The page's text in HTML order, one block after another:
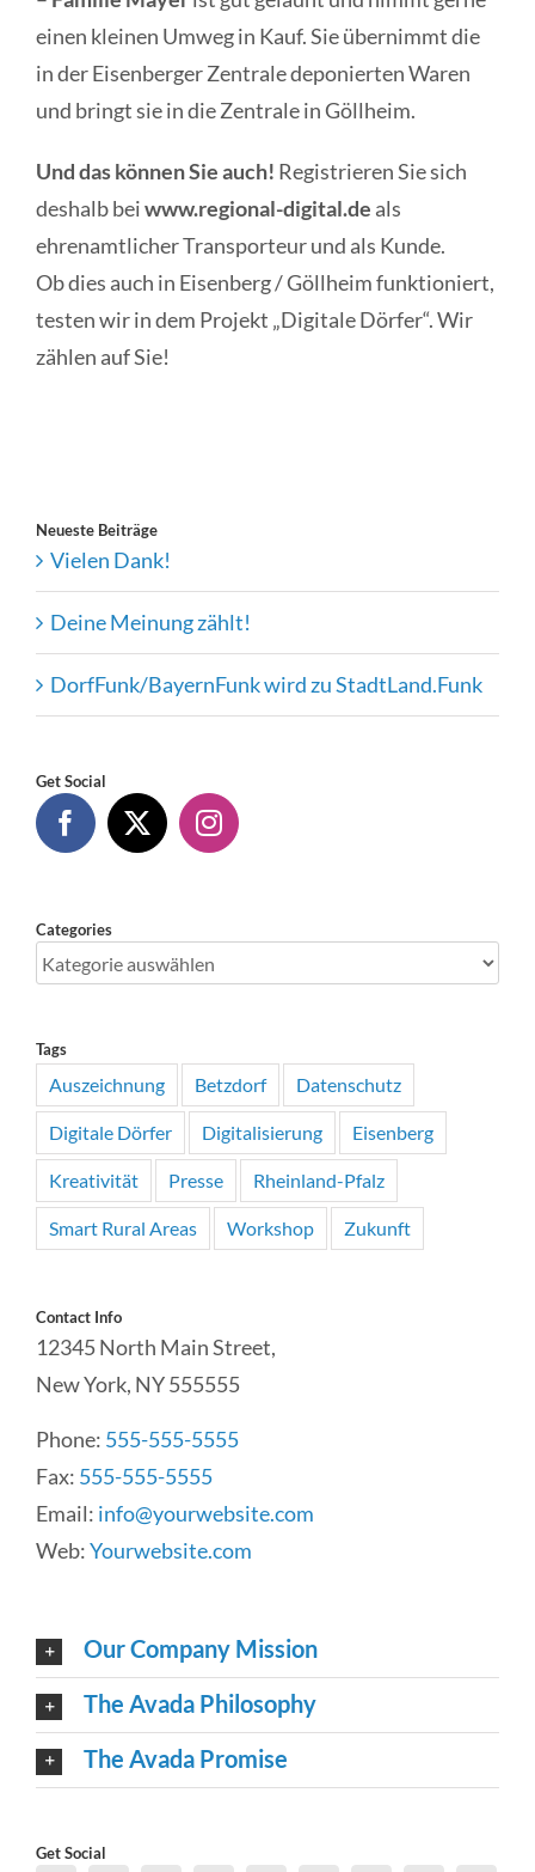
einen kleinen Umweg in Kauf. Sie übernimmt die
in der Eisenberger Zentrale deponierten Waren
und bringt sie in die Zentrale in Göllheim.
Und das können Sie auch! Registrieren Sie sich
deshalb beiwww.regional-digital.de als
ehrenamtlicher Transporteur und als Kunde.
Ob dies auch in Eisenberg / Göllheim funktioniert,
testen wir in dem Projekt „Digitale Dörfer“. Wir
zählen auf Sie!
Neueste Beiträge
Vielen Dank!
Deine Meinung zählt!
DorfFunk/BayernFunk wird zu StadtLand.Funk
Get Social
Categories
Categories
Tags
Auszeichnung Betzdorf Datenschutz
Digitale Dörfer Digitalisierung Eisenberg
Kreativität Presse Rheinland-Pfalz
Smart Rural Areas Workshop Zukunft
Contact Info
12345 North Main Street,
New York, NY 555555
Phone: 555-555-5555
Fax: 555-555-5555
Email: info@yourwebsite.com
Web:Yourwebsite.com
Our Company Mission
The Avada Philosophy
The Avada Promise
Get Social